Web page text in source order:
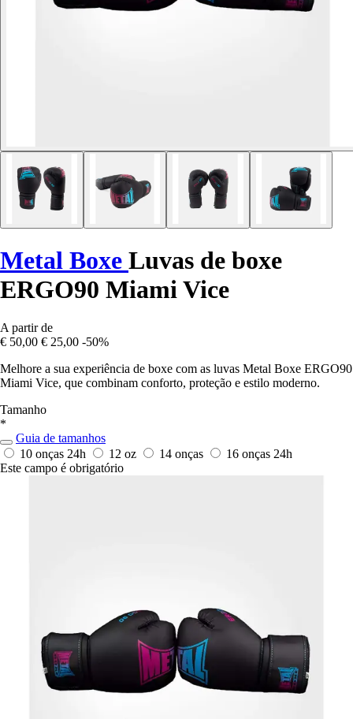
Metal Boxe Luvas de boxe
ERGO90 Miami Vice
A partir de
€ 50,00 € 25,00 -50%
Melhore a sua experiência de boxe com as luvas Metal Boxe ERGO90
Miami Vice, que combinam conforto, proteção e estilo moderno.
Tamanho
*
Guia de tamanhos
10 onças 24h 12 oz 14 onças 16 onças 24h
Este campo é obrigatório